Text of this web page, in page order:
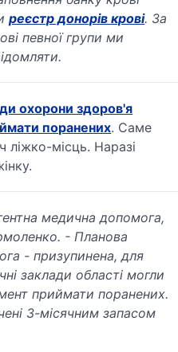
реєстр донорів крові. За
певної групи ми
охорони здоров'я
поранених. Саме
ліжко-місць. Наразі
медична допомога,
- Планова
- призупинена, для
заклади області могли
приймати поранених.
3-місячним запасом